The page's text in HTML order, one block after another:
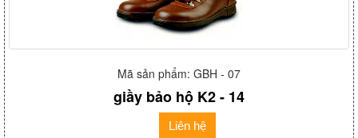
Mã sản phẩm: GBH - 07
giầy bảo hộ K2 - 14
Liên hệ